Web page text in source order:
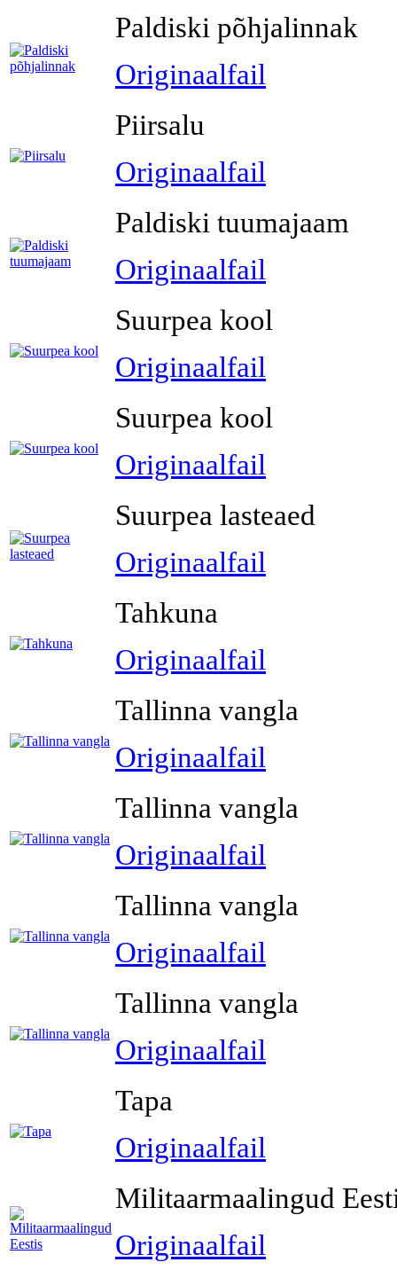
Paldiski põhjalinnak
Originaalfail
Piirsalu
Originaalfail
Paldiski tuumajaam
Originaalfail
Suurpea kool
Originaalfail
Suurpea kool
Originaalfail
Suurpea lasteaed
Originaalfail
Tahkuna
Originaalfail
Tallinna vangla
Originaalfail
Tallinna vangla
Originaalfail
Tallinna vangla
Originaalfail
Tallinna vangla
Originaalfail
Tapa
Originaalfail
Militaarmaalingud
Originaalfail